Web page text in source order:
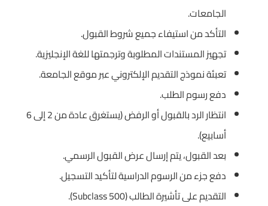
الجامعات.
التأكد من استيفاء جميع شروط القبول.
تجهيز المستندات المطلوبة وترجمتها للغة الإنجليزية.
تعبئة نموذج التقديم الإلكتروني عبر موقع الجامعة.
دفع رسوم الطلب.
انتظار الرد بالقبول أو الرفض (يستغرق عادة من 2 إلى 6
أسابيع).
بعد القبول، يتم إرسال عرض القبول الرسمي.
دفع جزء من الرسوم الدراسية لتأكيد التسجيل.
التقديم على تأشيرة الطالب (Subclass 500).